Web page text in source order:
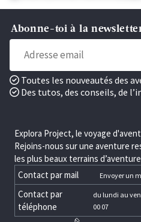
Abonne-toi à la
Toutes les nouveautés des
Des tutos, des conseils, de
Explora Project, le voyage
Rejoins-nous sur une aventure
les plus beaux terrains
Contact par mail
Envoyer un
Contact par
téléphone
du lundi au
00 07